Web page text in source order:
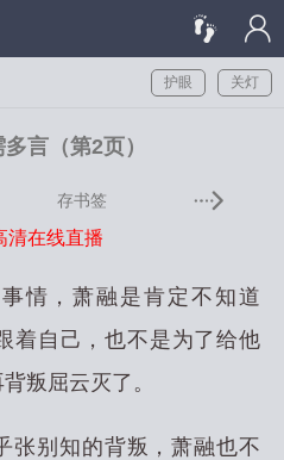
关灯
护眼
言（第2页）
存书签
清在线直播
情，萧融是肯定不知道
着自己，也不是为了给他
叛屈云灭了。
张别知的背叛，萧融也不